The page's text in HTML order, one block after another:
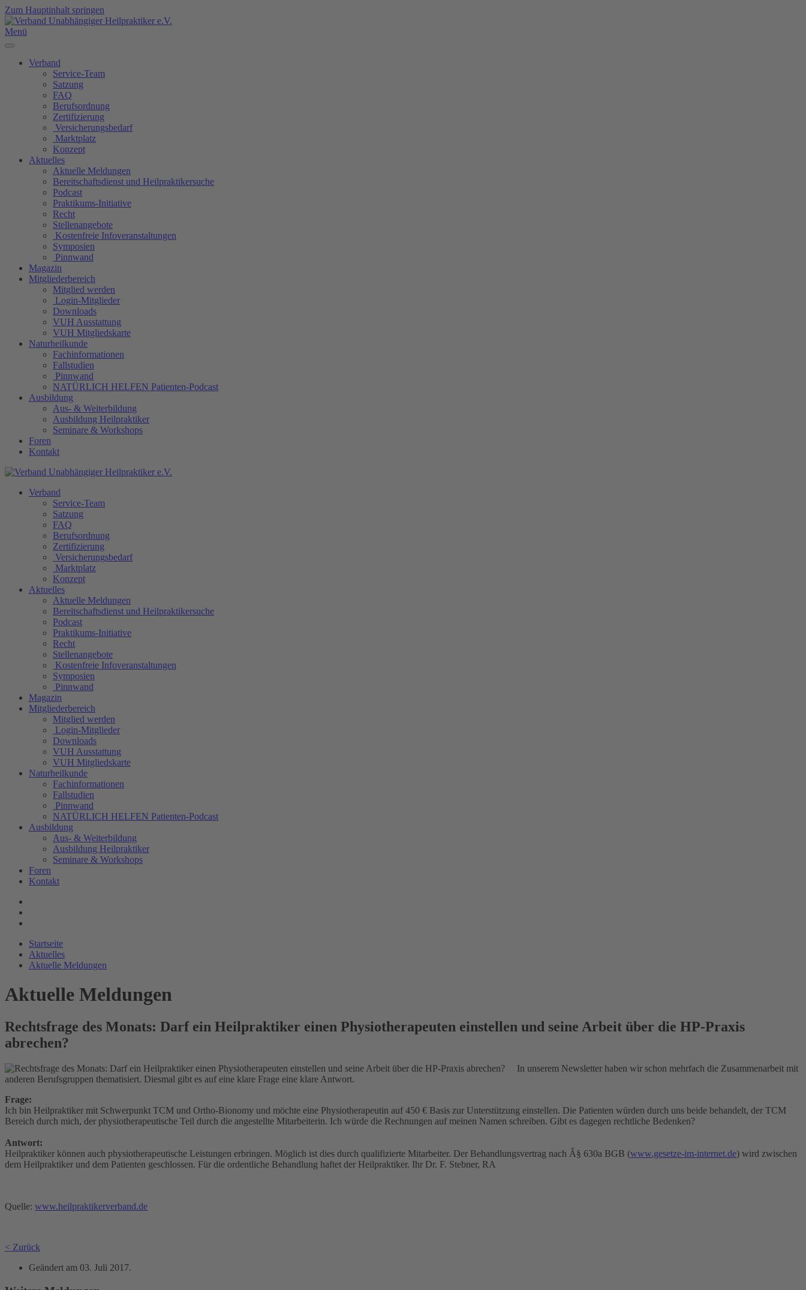
Zum Hauptinhalt springen
Menü
Verband
Service-Team
Satzung
FAQ
Berufsordnung
Zertifizierung
Versicherungsbedarf
Marktplatz
Konzept
Aktuelles
Aktuelle Meldungen
Bereitschaftsdienst und Heilpraktikersuche
Podcast
Praktikums-Initiative
Recht
Stellenangebote
Kostenfreie Infoveranstaltungen
Symposien
Pinnwand
Magazin
Mitgliederbereich
Mitglied werden
Login-Mitglieder
Downloads
VUH Ausstattung
VUH Mitgliedskarte
Naturheilkunde
Fachinformationen
Fallstudien
Pinnwand
NATÜRLICH HELFEN Patienten-Podcast
Ausbildung
Aus- & Weiterbildung
Ausbildung Heilpraktiker
Seminare & Workshops
Foren
Kontakt
Verband
Service-Team
Satzung
FAQ
Berufsordnung
Zertifizierung
Versicherungsbedarf
Marktplatz
Konzept
Aktuelles
Aktuelle Meldungen
Bereitschaftsdienst und Heilpraktikersuche
Podcast
Praktikums-Initiative
Recht
Stellenangebote
Kostenfreie Infoveranstaltungen
Symposien
Pinnwand
Magazin
Mitgliederbereich
Mitglied werden
Login-Mitglieder
Downloads
VUH Ausstattung
VUH Mitgliedskarte
Naturheilkunde
Fachinformationen
Fallstudien
Pinnwand
NATÜRLICH HELFEN Patienten-Podcast
Ausbildung
Aus- & Weiterbildung
Ausbildung Heilpraktiker
Seminare & Workshops
Foren
Kontakt
Startseite
Aktuelles
Aktuelle Meldungen
Aktuelle Meldungen
Rechtsfrage des Monats: Darf ein Heilpraktiker einen Physiotherapeuten einstellen und seine Arbeit über die HP-Praxis
abrechen?
In unserem Newsletter haben wir schon mehrfach die Zusammenarbeit mit
anderen Berufsgruppen thematisiert. Diesmal gibt es auf eine klare Frage eine klare Antwort.
Frage:
Ich bin Heilpraktiker mit Schwerpunkt TCM und Ortho-Bionomy und möchte eine Physiotherapeutin auf 450 € Basis zur Unterstützung einstellen. Die Patienten würden durch uns beide behandelt, der TCM
Bereich durch mich, der physiotherapeutische Teil durch die angestellte Mitarbeiterin. Ich würde die Rechnungen auf meinen Namen schreiben. Gibt es dagegen rechtliche Bedenken?
Antwort:
Heilpraktiker können auch physiotherapeutische Leistungen erbringen. Möglich ist dies durch qualifizierte Mitarbeiter. Der Behandlungsvertrag nach Â§ 630a BGB (www.gesetze-im-internet.de) wird zwischen
dem Heilpraktiker und dem Patienten geschlossen. Für die ordentliche Behandlung haftet der Heilpraktiker. Ihr Dr. F. Stebner, RA
Quelle: www.heilpraktikerverband.de
< Zurück
Geändert am 03. Juli 2017.